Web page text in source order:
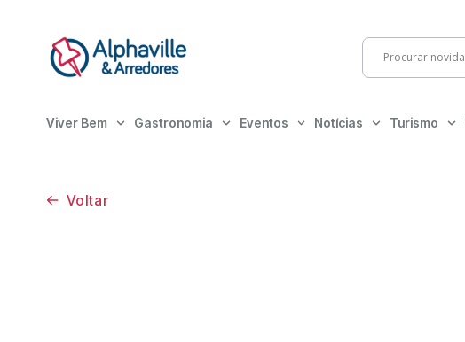
Viver Bem Gastronomia Eventos Notícias Turismo
Voltar